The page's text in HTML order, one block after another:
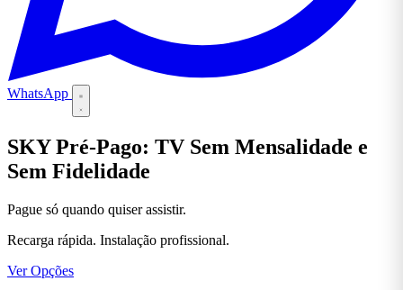
WhatsApp
SKY Pré-Pago: TV Sem Mensalidade e
Sem Fidelidade
Pague só quando quiser assistir.
Recarga rápida. Instalação profissional.
Ver Opções